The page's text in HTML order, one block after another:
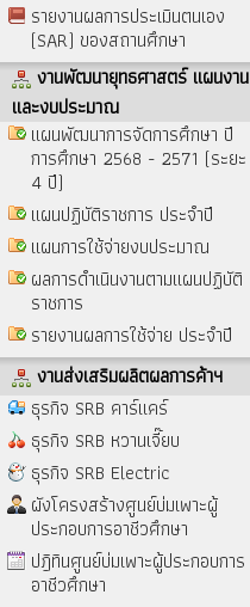
รายงานผลการประเมินตนเอง
(SAR) ของสถานศึกษา
งานพัฒนายุทธศาสตร์ แผนงาน
และงบประมาณ
แผนพัฒนาการจัดการศึกษา ปี
การศึกษา 2568 - 2571 (ระยะ
4 ปี)
แผนปฏิบัติราชการ ประจำปี
แผนการใช้จ่ายงบประมาณ
ผลการดำเนินงานตามแผนปฏิบัติ
ราชการ
รายงานผลการใช้จ่าย ประจำปี
งานส่งเสริมผลิตผลการค้าฯ
ธุรกิจ SRB คาร์แคร์
ธุรกิจ SRB หวานเจี๊ยบ
ธุรกิจ SRB Electric
ผังโครงสร้างศูนย์บ่มเพาะผู้
ประกอบการอาชีวศึกษา
ปฎิทินศูนย์บ่มเพาะผู้ประกอบการ
อาชีวศึกษา